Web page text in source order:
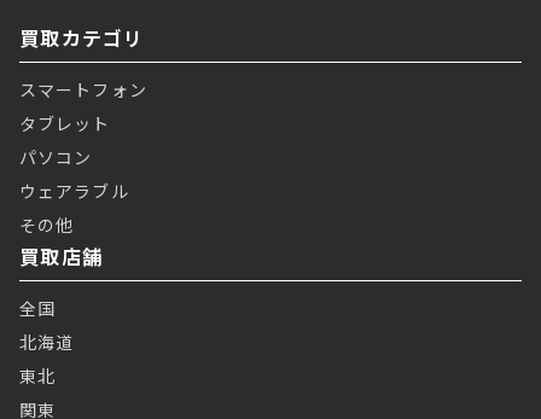
買取カテゴリ
スマートフォン
タブレット
パソコン
ウェアラブル
その他
買取店舗
全国
北海道
東北
関東